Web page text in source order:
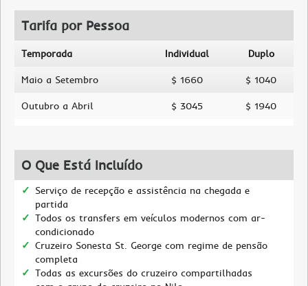
Tarifa por Pessoa
Temporada Individual Duplo
Maio a Setembro $ 1660 $ 1040
Outubro a Abril $ 3045 $ 1940
O Que Está Incluído
Serviço de recepção e assistência na chegada e
partida
Todos os transfers em veículos modernos com ar-
condicionado
Cruzeiro Sonesta St. George com regime de pensão
completa
Todas as excursões do cruzeiro compartilhadas